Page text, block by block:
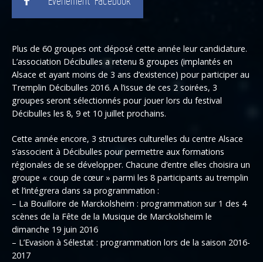
Plus de 60 groupes ont déposé cette année leur candidature.
L’association Décibulles a retenu 8 groupes (implantés en
Alsace et ayant moins de 3 ans d’existence) pour participer au
Tremplin Décibulles 2016. A l’issue de ces 2 soirées, 3
groupes seront sélectionnés pour jouer lors du festival
Décibulles les 8, 9 et 10 juillet prochains.
Cette année encore, 3 structures culturelles du centre Alsace
s’associent à Décibulles pour permettre aux formations
régionales de se développer. Chacune d’entre elles choisira un
groupe « coup de cœur » parmi les 8 participants au tremplin
et l’intégrera dans sa programmation :
– La Bouilloire de Marckolsheim : programmation sur 1 des 4
scènes de la Fête de la Musique de Marckolsheim le
dimanche 19 juin 2016
– L’Evasion à Sélestat : programmation lors de la saison 2016-
2017